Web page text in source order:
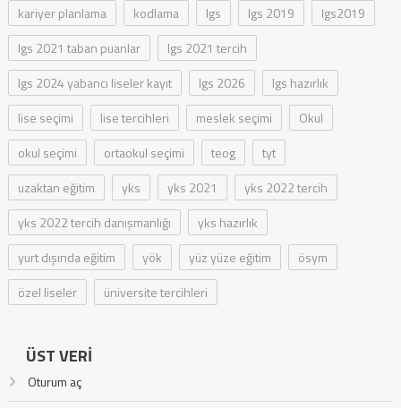
kariyer planlama
kodlama lgs lgs 2019
lgs2019
lgs 2021 taban puanlar
lgs 2021 tercih
lgs 2024 yabancı liseler kayıt
lgs 2026
lgs hazırlık
lise seçimi
lise tercihleri meslek seçimi
Okul
okul seçimi
ortaokul seçimi teog
tyt
uzaktan eğitim
yks yks 2021
yks 2022 tercih
yks 2022 tercih danışmanlığı
yks hazırlık
yurt dışında eğitim
yök yüz yüze eğitim
ösym
özel liseler
üniversite tercihleri
ÜST VERI
Oturum aç